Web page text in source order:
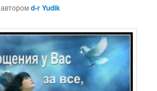
авторомd-r Yudik